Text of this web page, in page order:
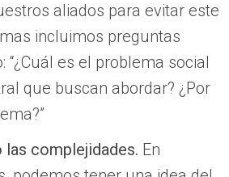
aliados para evitar este
incluimos preguntas
“¿Cuál es el problema social
que buscan abordar? ¿Por
las complejidades. En